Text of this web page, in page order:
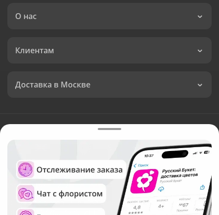
О нас
Клиентам
Доставка в Москве
Валюта:
Служба круглосуточной доставки цветов в Москве
Русский Букет, 2026
Общество с ограниченной ответственностью «Технология»
ОГРН: 1195476081745, ИНН: 5410081997